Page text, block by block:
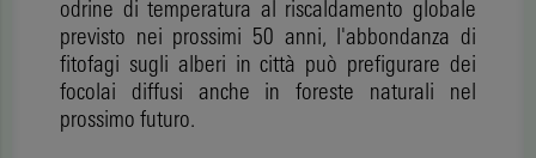
odrine di temperatura al riscaldamento globale
previsto nei prossimi 50 anni, l'abbondanza di
fitofagi sugli alberi in città può prefigurare dei
focolai diffusi anche in foreste naturali nel
prossimo futuro.